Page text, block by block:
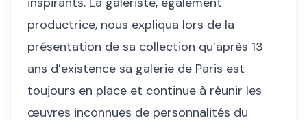
productrice, nous expliqua lors de la
présentation de sa collection qu’après 13
ans d’existence sa galerie de Paris est
toujours en place et continue à réunir les
œuvres inconnues de personnalités du